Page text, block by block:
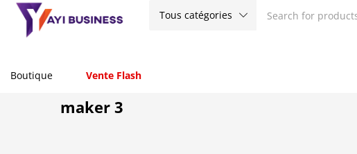
Tous catégories
Boutique Vente Flash
maker 3